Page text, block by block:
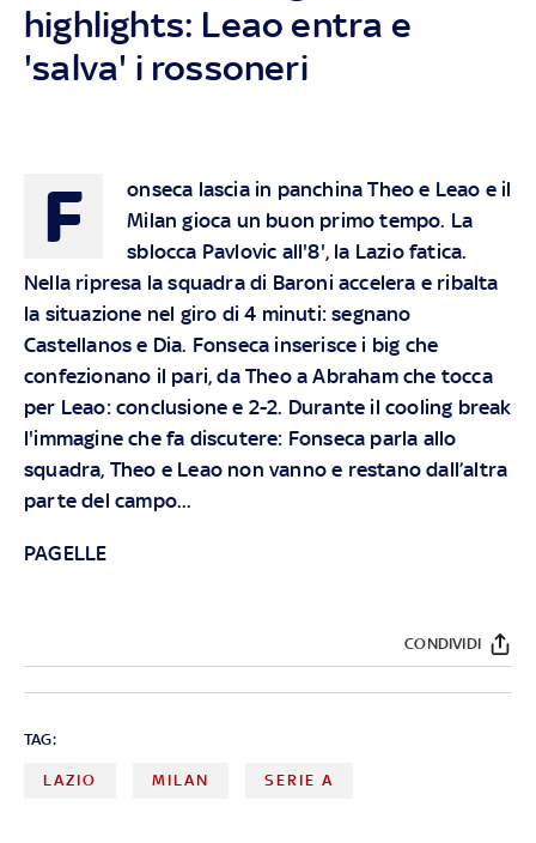
highlights: Leao entra e
'salva' i rossoneri
F
onseca lascia in panchina Theo e Leao e il
Milan gioca un buon primo tempo. La
sblocca Pavlovic all'8', la Lazio fatica.
Nella ripresa la squadra di Baroni accelera e ribalta
la situazione nel giro di 4 minuti: segnano
Castellanos e Dia. Fonseca inserisce i big che
confezionano il pari, da Theo a Abraham che tocca
per Leao: conclusione e 2-2. Durante il cooling break
l'immagine che fa discutere: Fonseca parla allo
squadra, Theo e Leao non vanno e restano dall’altra
parte del campo...
PAGELLE
CONDIVIDI
TAG:
LAZIO MILAN SERIE A